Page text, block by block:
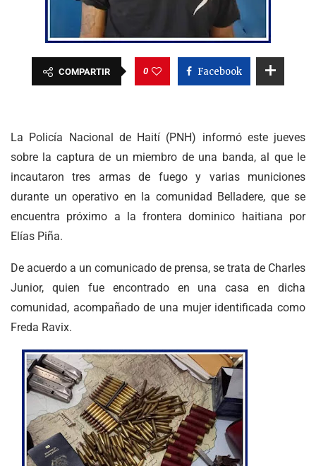
COMPARTIR 0 Facebook
La Policía Nacional de Haití (PNH) informó este jueves
sobre la captura de un miembro de una banda, al que le
incautaron tres armas de fuego y varias municiones
durante un operativo en la comunidad Belladere, que se
encuentra próximo a la frontera dominico haitiana por
Elías Piña.
De acuerdo a un comunicado de prensa, se trata de Charles
Junior, quien fue encontrado en una casa en dicha
comunidad, acompañado de una mujer identificada como
Freda Ravix.